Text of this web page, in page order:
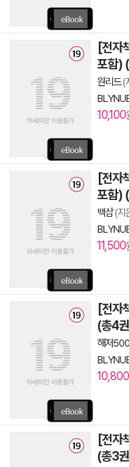
[전자
포함)
원리드(
10,100
[전자
포함)
백삼(지
11,500
[전자
(총4
해저
10,800
[전자
(총3